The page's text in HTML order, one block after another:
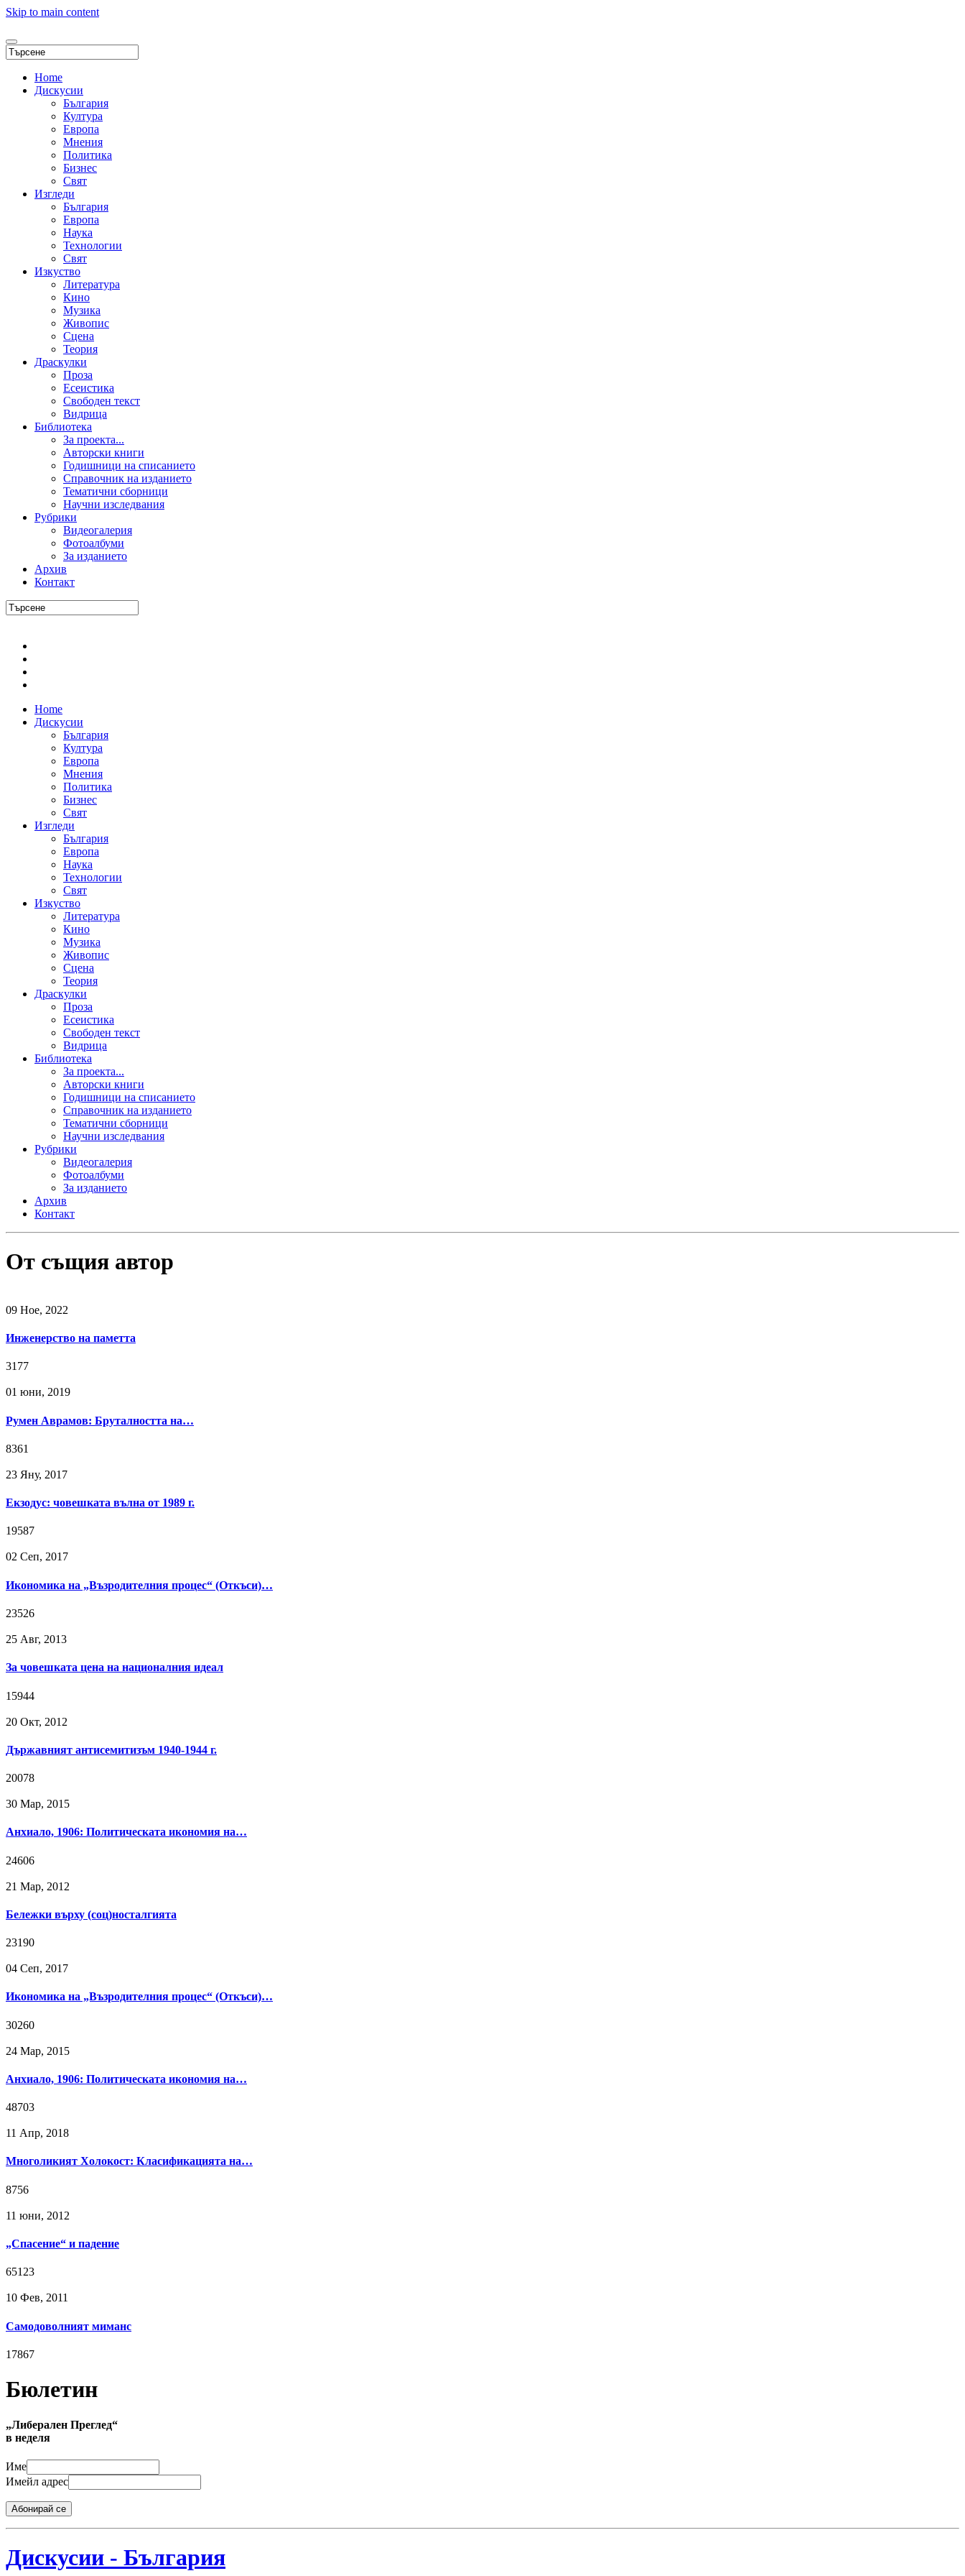
Skip to main content
Home
Дискусии
България
Култура
Европа
Мнения
Политика
Бизнес
Свят
Изгледи
България
Европа
Наука
Технологии
Свят
Изкуство
Литература
Кино
Музика
Живопис
Сцена
Теория
Драскулки
Проза
Есеистика
Свободен текст
Видрица
Библиотека
За проекта...
Авторски книги
Годишници на списанието
Справочник на изданието
Тематични сборници
Научни изследвания
Рубрики
Видеогалерия
Фотоалбуми
За изданието
Архив
Контакт
Home
Дискусии
България
Култура
Европа
Мнения
Политика
Бизнес
Свят
Изгледи
България
Европа
Наука
Технологии
Свят
Изкуство
Литература
Кино
Музика
Живопис
Сцена
Теория
Драскулки
Проза
Есеистика
Свободен текст
Видрица
Библиотека
За проекта...
Авторски книги
Годишници на списанието
Справочник на изданието
Тематични сборници
Научни изследвания
Рубрики
Видеогалерия
Фотоалбуми
За изданието
Архив
Контакт
От същия автор
09 Ное, 2022
Инженерство на паметта
3177
01 юни, 2019
Румен Аврамов: Бруталността на…
8361
23 Яну, 2017
Екзодус: човешката вълна от 1989 г.
19587
02 Сeп, 2017
Икономика на „Възродителния процес“ (Откъси)…
23526
25 Авг, 2013
За човешката цена на националния идеал
15944
20 Окт, 2012
Държавният антисемитизъм 1940-1944 г.
20078
30 Мар, 2015
Анхиало, 1906: Политическата икономия на…
24606
21 Мар, 2012
Бележки върху (соц)носталгията
23190
04 Сeп, 2017
Икономика на „Възродителния процес“ (Откъси)…
30260
24 Мар, 2015
Анхиало, 1906: Политическата икономия на…
48703
11 Апр, 2018
Многоликият Холокост: Класификацията на…
8756
11 юни, 2012
„Спасение“ и падение
65123
10 Фев, 2011
Самодоволният миманс
17867
Бюлетин
„Либерален Преглед“
в неделя
Име
Имейл адрес
Абонирай се
Дискусии - България